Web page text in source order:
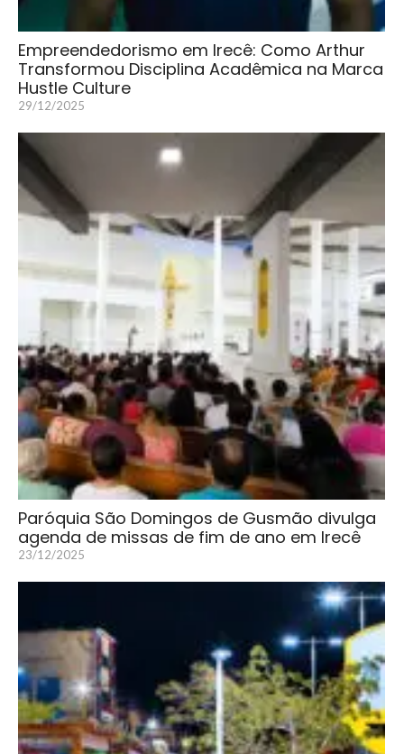
Empreendedorismo em Irecê: Como Arthur
Transformou Disciplina Acadêmica na Marca
Hustle Culture
29/12/2025
Paróquia São Domingos de Gusmão divulga
agenda de missas de fim de ano em Irecê
23/12/2025